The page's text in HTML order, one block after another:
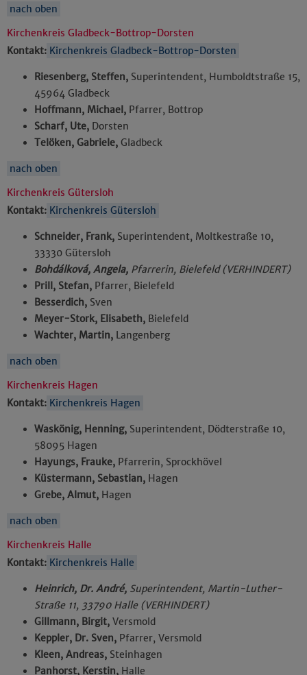
nach oben
Kirchenkreis Gladbeck-Bottrop-Dorsten
Kontakt: Kirchenkreis Gladbeck-Bottrop-Dorsten
Riesenberg, Steffen, Superintendent, Humboldtstraße 15,
45964 Gladbeck
Hoffmann, Michael, Pfarrer, Bottrop
Scharf, Ute, Dorsten
Telöken, Gabriele, Gladbeck
nach oben
Kirchenkreis Gütersloh
Kontakt: Kirchenkreis Gütersloh
Schneider, Frank, Superintendent, Moltkestraße 10,
33330 Gütersloh
Bohdálková, Angela, Pfarrerin, Bielefeld (VERHINDERT)
Prill, Stefan, Pfarrer, Bielefeld
Besserdich, Sven
Meyer-Stork, Elisabeth, Bielefeld
Wachter, Martin, Langenberg
nach oben
Kirchenkreis Hagen
Kontakt: Kirchenkreis Hagen
Waskönig, Henning, Superintendent, Dödterstraße 10,
58095 Hagen
Hayungs, Frauke, Pfarrerin, Sprockhövel
Küstermann, Sebastian, Hagen
Grebe, Almut, Hagen
nach oben
Kirchenkreis Halle
Kontakt: Kirchenkreis Halle
Heinrich, Dr. André, Superintendent, Martin-Luther-
Straße 11, 33790 Halle (VERHINDERT)
Gillmann, Birgit, Versmold
Keppler, Dr. Sven, Pfarrer, Versmold
Kleen, Andreas, Steinhagen
Panhorst, Kerstin, Halle